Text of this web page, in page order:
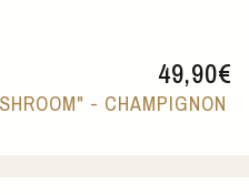
49,90€
- CHAMPIGNON